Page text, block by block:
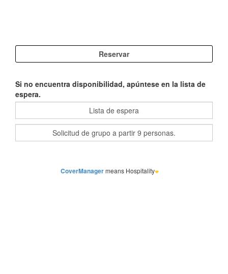
Si no encuentra disponibilidad, apúntese en la lista de
espera.
CoverManagermeans Hospitality